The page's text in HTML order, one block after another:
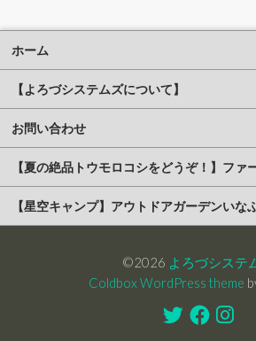
ホーム
【よろづシステムズについて】
お問い合わせ
【夏の絶品トウモロコシをどうぞ！】ファ
【星空キャンプ】アウトドアガーデンいな
©2026 よろづシステ
Coldbox WordPress theme
Twitter